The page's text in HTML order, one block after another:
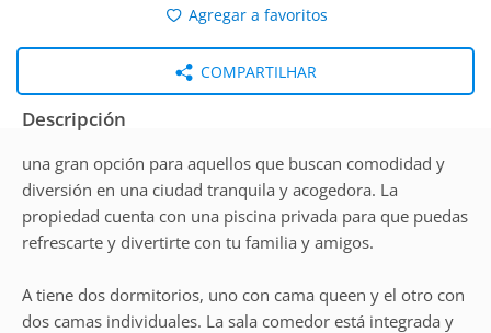
Agregar a favoritos
COMPARTILHAR
Descripción
una gran opción para aquellos que buscan comodidad y
diversión en una ciudad tranquila y acogedora. La
propiedad cuenta con una piscina privada para que puedas
refrescarte y divertirte con tu familia y amigos.
A tiene dos dormitorios, uno con cama queen y el otro con
dos camas individuales. La sala comedor está integrada y